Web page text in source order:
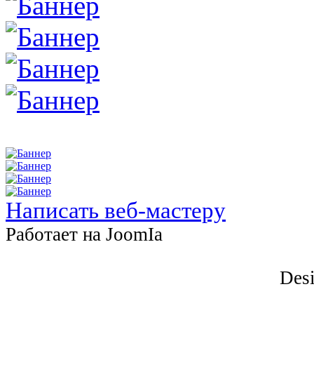
Написать веб-мастеру
Работает на JоomIа